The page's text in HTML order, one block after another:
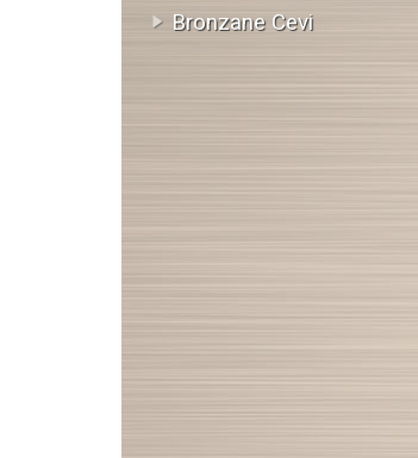
Bronzane Cevi